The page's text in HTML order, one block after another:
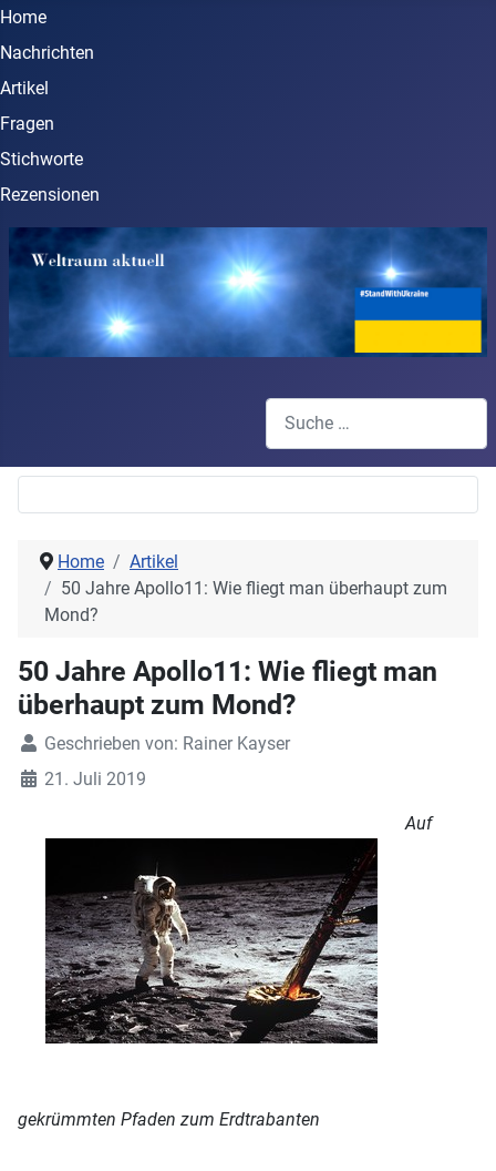
Home
Nachrichten
Artikel
Fragen
Stichworte
Rezensionen
Home
Artikel
50 Jahre Apollo11: Wie fliegt man überhaupt zum
Mond?
50 Jahre Apollo11: Wie fliegt man
überhaupt zum Mond?
Geschrieben von: Rainer Kayser
21. Juli 2019
Auf
gekrümmten Pfaden zum Erdtrabanten